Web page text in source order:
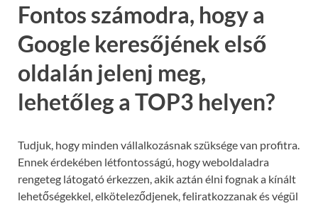
Fontos számodra, hogy a
Google keresőjének első
oldalán jelenj meg,
lehetőleg a TOP3 helyen?
Tudjuk, hogy minden vállalkozásnak szüksége van profitra.
Ennek érdekében létfontosságú, hogy weboldaladra
rengeteg látogató érkezzen, akik aztán élni fognak a kínált
lehetőségekkel, elköteleződjenek, feliratkozzanak és végül